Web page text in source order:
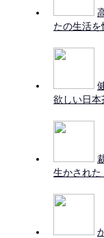
たの生活を
欲しい日本
生かされた